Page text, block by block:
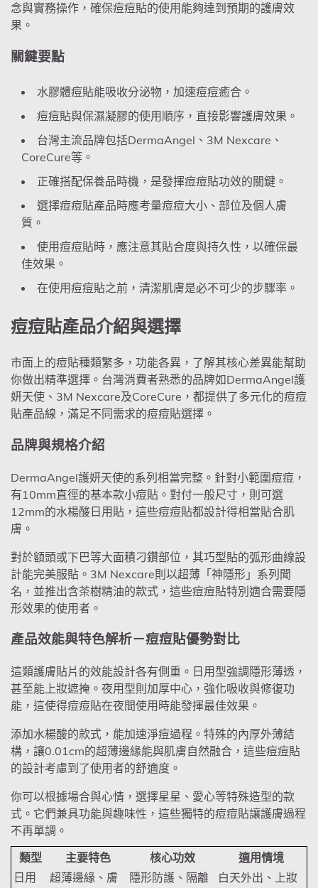
念與實務操作，確保痘痘貼的使用能夠達到預期的護膚效
果。
關鍵要點
水膠體痘貼能吸收分泌物，加速痘痘癒合。
痘痘貼與保濕凝膠的使用順序，直接影響護膚效果。
台灣主流品牌包括DermaAngel、3M Nexcare、
CoreCure等。
正確搭配保養品時機，是發揮痘痘貼功效的關鍵。
選擇痘痘貼產品時應考量痘痘大小、部位及個人膚
質。
使用痘痘貼時，應注意其貼合度與持久性，以確保最
佳效果。
在使用痘痘貼之前，清潔肌膚是必不可少的步驟率。
痘痘貼產品介紹與選擇
市面上的痘貼種類繁多，功能各異，了解其核心差異能幫助
你做出精準選擇。台灣消費者熟悉的品牌如DermaAngel護
妍天使、3M Nexcare及CoreCure，都提供了多元化的痘痘
貼產品線，滿足不同需求的痘痘貼選擇。
品牌與規格介紹
DermaAngel護妍天使的系列相當完整。針對小範圍痘痘，
有10mm直徑的基本款小痘貼。對付一般尺寸，則可選
12mm的水楊酸日用貼，這些痘痘貼都設計得相當貼合肌
膚。
對於額頭或下巴等大面積刁鑽部位，其巧型貼的弧形曲線設
計能完美服貼。3M Nexcare則以超薄「神隱形」系列聞
名，並推出含茶樹精油的款式，這些痘痘貼特別適合需要隱
形效果的使用者。
產品效能與特色解析－痘痘貼優勢對比
這類護膚貼片的效能設計各有側重。日用型強調隱形薄透，
甚至能上妝遮掩。夜用型則加厚中心，強化吸收與修復功
能，這使得痘痘貼在夜間使用時能發揮最佳效果。
添加水楊酸的款式，能加速淨痘過程。特殊的內厚外薄結
構，讓0.01cm的超薄邊緣能與肌膚自然融合，這些痘痘貼
的設計考慮到了使用者的舒適度。
你可以根據場合與心情，選擇星星、愛心等特殊造型的款
式。它們兼具功能與趣味性，這些獨特的痘痘貼讓護膚過程
不再單調。
類型
主要特色 核心功效
適用情境
日用
超薄邊緣、膚
隱形防護、隔離
白天外出、上妝